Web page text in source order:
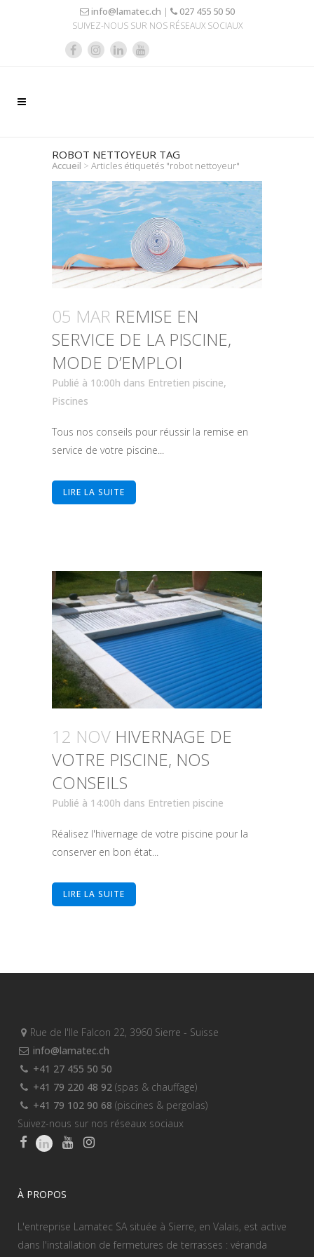
info@lamatec.ch | 027 455 50 50
SUIVEZ-NOUS SUR NOS RÉSEAUX SOCIAUX
ROBOT NETTOYEUR TAG
Accueil > Articles étiquetés "robot nettoyeur"
05 MAR REMISE EN
SERVICE DE LA PISCINE,
MODE D’EMPLOI
Publié à 10:00h dans Entretien piscine,
Piscines
Tous nos conseils pour réussir la remise en
service de votre piscine...
LIRE LA SUITE
12 NOV HIVERNAGE DE
VOTRE PISCINE, NOS
CONSEILS
Publié à 14:00h dans Entretien piscine
Réalisez l'hivernage de votre piscine pour la
conserver en bon état...
LIRE LA SUITE
Rue de l'Ile Falcon 22, 3960 Sierre - Suisse
info@lamatec.ch
+41 27 455 50 50
+41 79 220 48 92 (spas & chauffage)
+41 79 102 90 68 (piscines & pergolas)
Suivez-nous sur nos réseaux sociaux
À PROPOS
L'entreprise Lamatec SA située à Sierre, en Valais, est active
dans l'installation de fermetures de terrasses : véranda